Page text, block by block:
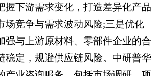
握下游需求变化，打造差异化产品
场竞争与需求波动风险;三是优化
强与上游原材料、零部件企业的合
稳定，规避供应链风险。中研普华